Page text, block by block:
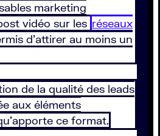
marketing
vidéo sur les réseaux
d’attirer au moins un
de la qualité des leads
aux éléments
ce format.